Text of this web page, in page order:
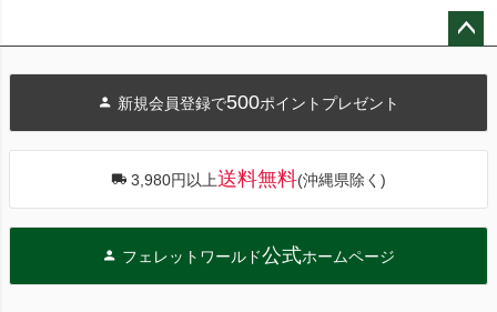
へ
新規会員登録で500ポイントプレゼント
3,980円以上送料無料(沖縄県除く)
フェレットワールド公式ホームページ